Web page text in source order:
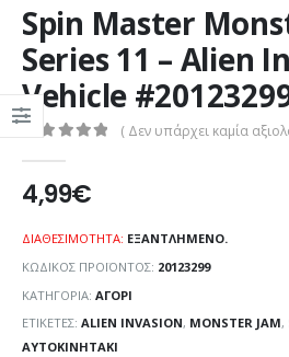
Spin Master
Series 11 – Alien
Vehicle
( Δεν υπάρχει καμία
4,99€
ΔΙΑΘΕΣΙΜΌΤΗΤΑ: ΕΞΑΝΤΛΗΜΈΝΟ.
ΚΩΔΙΚΌΣ ΠΡΟΪΌΝΤΟΣ: 20123299
ΚΑΤΗΓΟΡΊΑ: ΑΓΌΡΙ
ΕΤΙΚΈΤΕΣ: ALIEN INVASION, MONSTER JAM,
ΑΥΤΟΚΙΝΗΤΆΚΙ